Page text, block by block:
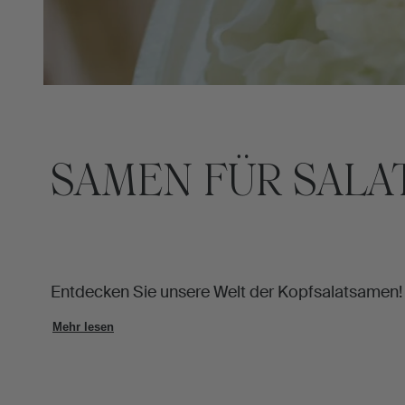
SAMEN FÜR
Entdecken Sie unsere Welt der Kopfsalatsamen!
Mehr lesen